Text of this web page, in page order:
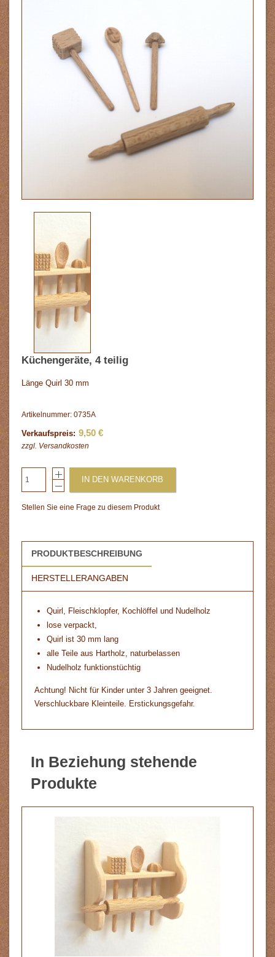
Küchengeräte, 4 teilig
Länge Quirl 30 mm
Artikelnummer: 0735A
Verkaufspreis: 9,50 €
zzgl. Versandkosten
IN DEN WARENKORB
Stellen Sie eine Frage zu diesem Produkt
PRODUKTBESCHREIBUNG
HERSTELLERANGABEN
Quirl, Fleischklopfer, Kochlöffel und Nudelholz
lose verpackt,
Quirl ist 30 mm lang
alle Teile aus Hartholz, naturbelassen
Nudelholz funktionstüchtig
Achtung! Nicht für Kinder unter 3 Jahren geeignet.
Verschluckbare Kleinteile. Erstickungsgefahr.
In Beziehung stehende
Produkte